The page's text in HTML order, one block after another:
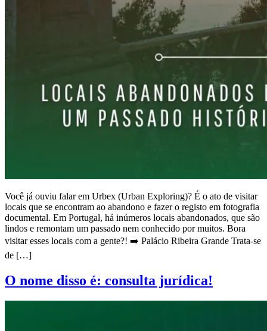
Você já ouviu falar em Urbex (Urban Exploring)? É o ato de visitar
locais que se encontram ao abandono e fazer o registo em fotografia
documental. Em Portugal, há inúmeros locais abandonados, que são
lindos e remontam um passado nem conhecido por muitos. Bora
visitar esses locais com a gente?! ➡️ Palácio Ribeira Grande Trata-se
de […]
O nome disso é: consulta jurídica!